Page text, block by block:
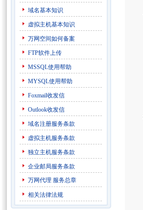
域名基本知识
虚拟主机基本知识
万网空间如何备案
FTP软件上传
MSSQL使用帮助
MYSQL使用帮助
Foxmail收发信
Outlook收发信
域名注册服务条款
虚拟主机服务条款
独立主机服务条款
企业邮局服务条款
万网代理 服务总章
相关法律法规